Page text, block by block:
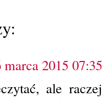
marca 2015 07:35
ale